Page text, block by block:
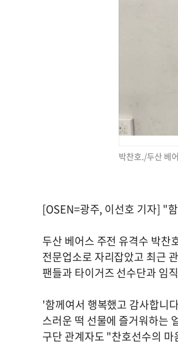
박찬호./두산 베
[OSEN=광주, 이선호 기자] "
두산 베어스 주전 유격수 박찬
전문업소로 자리잡았고 최근
팬들과 타이거즈 선수단과 임
'함께여서 행복했고 감사합니
스러운 떡 선물에 즐거워하는
구단 관계자도 "찬호선수의